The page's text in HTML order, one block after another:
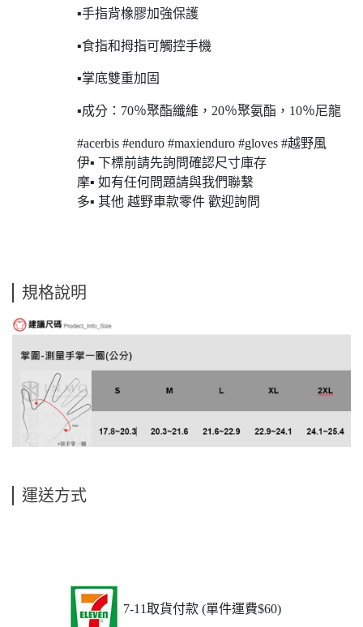
▪手指背橡膠加強保護
▪食指和拇指可觸控手機
▪掌底雙重加固
▪成分：70％聚酯纖維，20％聚氨酯，10％尼龍
#acerbis #enduro #maxienduro #gloves #越野風
伊▪ 下標前請先詢問確認尺寸庫存
摩▪ 如有任何問題請與我們聯繫
多▪ 其他 越野車款零件 歡迎詢問
規格說明
運送方式
7-11取貨付款 (單件運費$60)